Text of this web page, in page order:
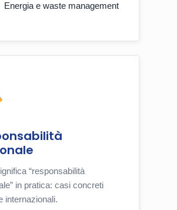
Energia e waste management
“responsabilità
in pratica: casi concreti
internazionali.